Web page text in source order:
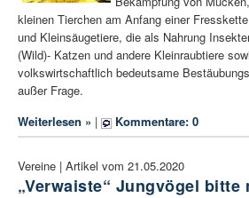
kleinen Tierchen am Anfang einer
und Kleinsäugetiere, die als Nahrung
(Wild)- Katzen und andere Kleinraubtiere
volkswirtschaftlich bedeutsame
außer Frage.
Weiterlesen » | Kommentare: 0
Vereine | Artikel vom 21.05.2020
„Verwaiste“ Jungvögel bitte